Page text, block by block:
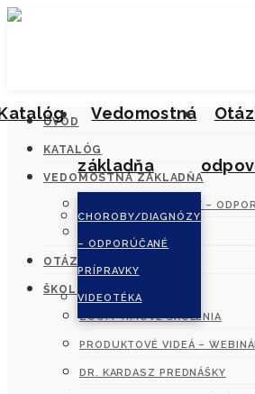
Vedomostná
základňa
CHOROBY/DIAGNÓZY
– ODPORÚČANÉ
PRÍPRAVKY
VIDEOTÉKA
ÚVOD
KATALÓG
VEDOMOSTNÁ ZÁKLADŇA
CHOROBY/DIAGNÓZY –
OTÁZKY A ODPOVEDE
ŠKOLENIA A KURZY
ZOOM TÍMOVÉ ŠKOLENIA
PRODUKTOVÉ VIDEÁ –
DR. KARDASZ PREDNÁŠKY